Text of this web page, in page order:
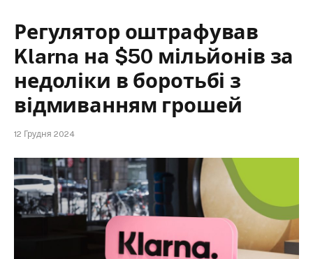
Регулятор оштрафував
Klarna на $50 мільйонів за
недоліки в боротьбі з
відмиванням грошей
12 Грудня 2024